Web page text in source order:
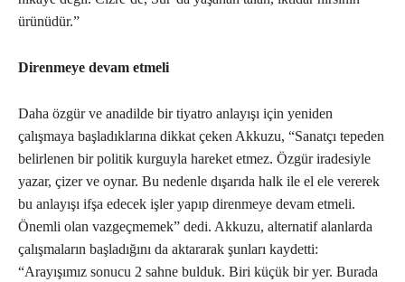
ürünüdür.”
Direnmeye devam etmeli
Daha özgür ve anadilde bir tiyatro anlayışı için yeniden
çalışmaya başladıklarına dikkat çeken Akkuzu, “Sanatçı tepeden
belirlenen bir politik kurguyla hareket etmez. Özgür iradesiyle
yazar, çizer ve oynar. Bu nedenle dışarıda halk ile el ele vererek
bu anlayışı ifşa edecek işler yapıp direnmeye devam etmeli.
Önemli olan vazgeçmemek” dedi. Akkuzu, alternatif alanlarda
çalışmaların başladığını da aktararak şunları kaydetti:
“Arayışımız sonucu 2 sahne bulduk. Biri küçük bir yer. Burada